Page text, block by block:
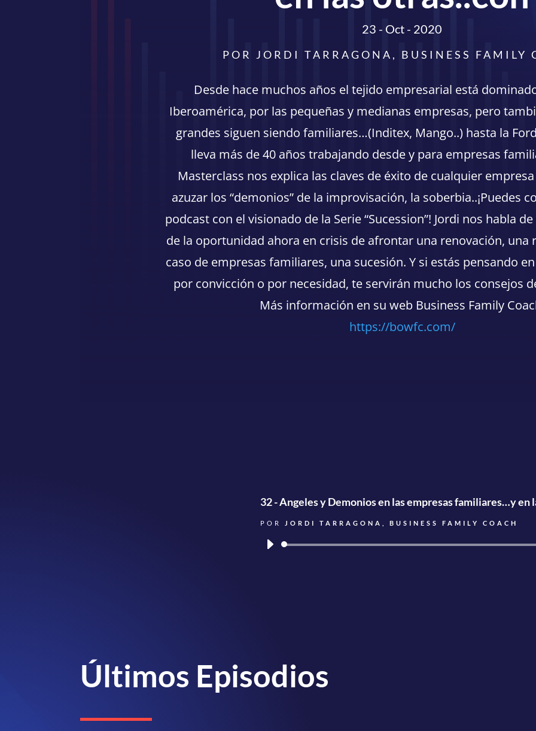
23 - Oct - 2020
POR JORDI TARRAGONA, BUSINESS FAMILY
Desde hace muchos años el tejido empresarial está
Iberoamérica, por las pequeñas y medianas empresas, pero
grandes siguen siendo familiares…(Inditex, Mango..) hasta la
lleva más de 40 años trabajando desde y para empresas
Masterclass nos explica las claves de éxito de cualquier
azuzar los “demonios” de la improvisación, la soberbia..¡Puedes
podcast con el visionado de la Serie “Sucession”! Jordi nos habla
de la oportunidad ahora en crisis de afrontar una renovación, una
caso de empresas familiares, una sucesión. Y si estás pensando
por convicción o por necesidad, te servirán mucho los consejos
Más información en su web Business Family
https://bowfc.com/
32 - Angeles y Demonios en las empresas familiares…y en
POR JORDI TARRAGONA, BUSINESS FAMILY COACH
Reproductor
Últimos Episodios